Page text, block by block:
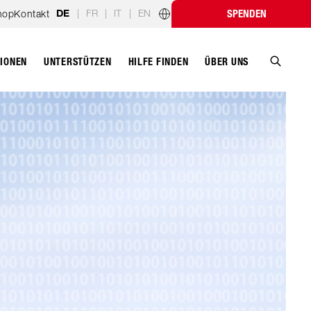
Kontakt DE | FR | IT | EN
LänderprogrammeSPENDEN
UNTERSTÜTZEN HILFE FINDEN ÜBER UNS